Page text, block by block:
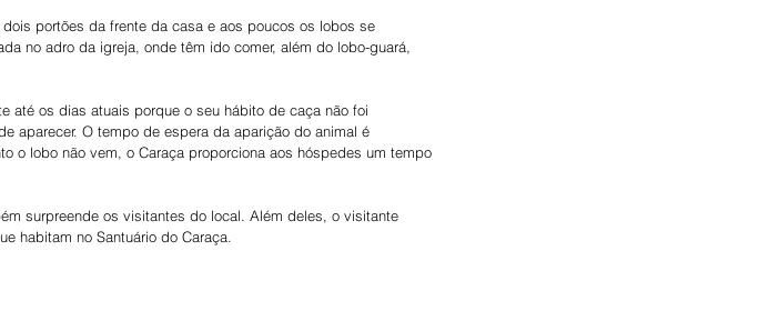
portões da frente da casa e aos poucos os lobos se
no adro da igreja, onde têm ido comer, além do lobo-guará,
até os dias atuais porque o seu hábito de caça não foi
aparecer. O tempo de espera da aparição do animal é
o lobo não vem, o Caraça proporciona aos hóspedes um tempo
surpreende os visitantes do local. Além deles, o visitante
habitam no Santuário do Caraça.